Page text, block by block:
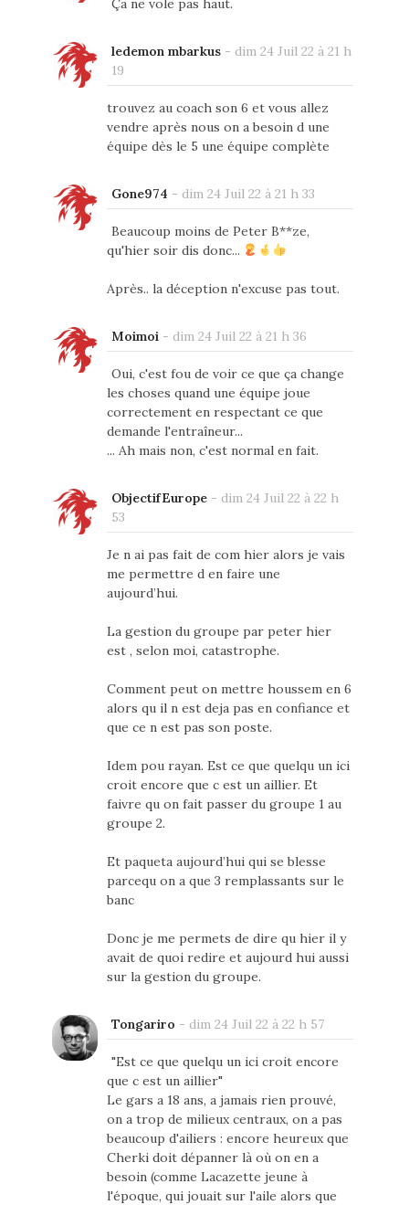
ledemon mbarkus- dim 24 Juil 22 à 21 h
19
trouvez au coach son 6 et vous allez
vendre après nous on a besoin d une
équipe dès le 5 une équipe complète
Gone974 - dim 24 Juil 22 à 21 h 33
Beaucoup moins de Peter B**ze,
qu'hier soir dis donc...
Après.. la déception n'excuse pas tout.
Moimoi - dim 24 Juil 22 à 21 h 36
Oui, c'est fou de voir ce que ça change
les choses quand une équipe joue
correctement en respectant ce que
demande l'entraîneur...
... Ah mais non, c'est normal en fait.
ObjectifEurope- dim 24 Juil 22 à 22 h
53
Je n ai pas fait de com hier alors je vais
me permettre d en faire une
aujourd’hui.
La gestion du groupe par peter hier
est , selon moi, catastrophe.
Comment peut on mettre houssem en 6
alors qu il n est deja pas en confiance et
que ce n est pas son poste.
Idem pou rayan. Est ce que quelqu un ici
croit encore que c est un aillier. Et
faivre qu on fait passer du groupe 1 au
groupe 2.
Et paqueta aujourd’hui qui se blesse
parcequ on a que 3 remplassants sur le
banc
Donc je me permets de dire qu hier il y
avait de quoi redire et aujourd hui aussi
sur la gestion du groupe.
Tongariro - dim 24 Juil 22 à 22 h 57
"Est ce que quelqu un ici croit encore
que c est un aillier"
Le gars a 18 ans, a jamais rien prouvé,
on a trop de milieux centraux, on a pas
beaucoup d'ailiers : encore heureux que
Cherki doit dépanner là où on en a
besoin (comme Lacazette jeune à
l'époque, qui jouait sur l'aile alors que